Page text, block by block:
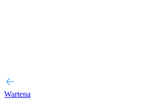
Wartena